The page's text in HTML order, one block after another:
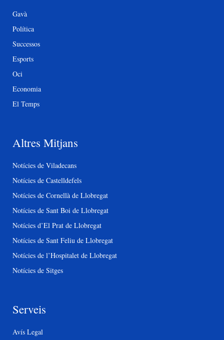
Gavà
Política
Successos
Esports
Oci
Economia
El Temps
Altres Mitjans
Notícies de Viladecans
Notícies de Castelldefels
Notícies de Cornellà de Llobregat
Notícies de Sant Boi de Llobregat
Notícies d’El Prat de Llobregat
Notícies de Sant Feliu de Llobregat
Notícies de l’Hospitalet de Llobregat
Notícies de Sitges
Serveis
Avís Legal